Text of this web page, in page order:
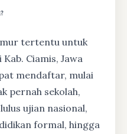
tertentu untuk
Ciamis, Jawa
mendaftar, mulai
pernah sekolah,
ujian nasional,
formal, hingga